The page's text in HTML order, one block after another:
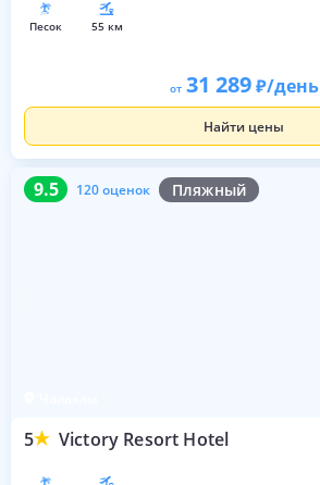
песок 55 км
от 31 289 /день
Найти цены
9.5 120 оценок Пляжный
5 Victory Resort Hotel
9.5 120 оценок